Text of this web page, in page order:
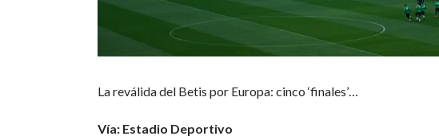
La reválida del Betis por Europa: cinco ‘finales’…
Vía: Estadio Deportivo